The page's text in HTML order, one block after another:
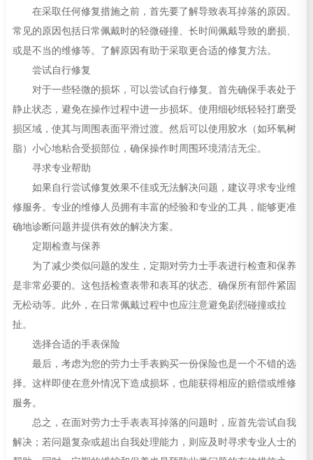
在采取任何修复措施之前，首先要了解导致表耳掉落的原因。
常见的原因包括日常佩戴时的轻微碰撞、长时间佩戴导致的磨损、
或是不当的维修等。了解原因有助于采取更合适的修复方法。
尝试自行修复
对于一些轻微的损坏，可以尝试自行修复。首先确保手表处于
静止状态，避免在操作过程中进一步损坏。使用细砂纸轻轻打磨受
损区域，使其与周围表面平滑过渡。然后可以使用胶水（如环氧树
脂）小心地粘合受损部位，确保操作时周围环境清洁无尘。
寻求专业帮助
如果自行尝试修复效果不佳或无法解决问题，建议寻求专业维
修服务。专业的维修人员拥有丰富的经验和专业的工具，能够更准
确地诊断问题并提供有效的解决方案。
定期检查与保养
为了减少类似问题的发生，定期对劳力士手表进行检查和保养
是非常必要的。这包括检查表带和表耳的状态、确保所有部件紧固
无松动等。此外，在日常佩戴过程中也应注意避免剧烈碰撞或拉
扯。
选择合适的手表保险
最后，考虑为您的劳力士手表购买一份保险也是一个不错的选
择。这样即使在意外情况下造成损坏，也能获得相应的赔偿或维修
服务。
总之，在面对劳力士手表表耳掉落的问题时，应首先尝试自我
解决；若问题复杂或超出自我处理能力，则应及时寻求专业人士的